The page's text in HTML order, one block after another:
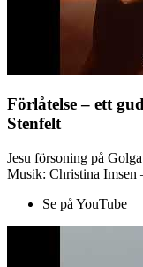
Förlåtelse – ett
Stenfelt
Jesu försoning på
Musik: Christina Imsen
Se på YouTube